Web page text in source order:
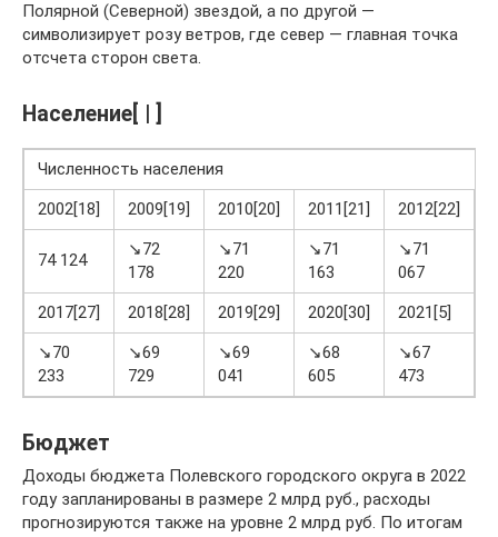
Полярной (Северной) звездой, а по другой —
символизирует розу ветров, где север — главная точка
отсчета сторон света.
Население[ | ]
Численность населения
2002[18]
2009[19] 2010[20] 2011[21] 2012[22]
74 124
↘72
178
↘71
220
↘71
163
↘71
067
2017[27]
2018[28] 2019[29] 2020[30]
2021[5]
↘70
233
↘69
729
↘69
041
↘68
605
↘67
473
Бюджет
Доходы бюджета Полевского городского округа в 2022
году запланированы в размере 2 млрд руб., расходы
прогнозируются также на уровне 2 млрд руб. По итогам